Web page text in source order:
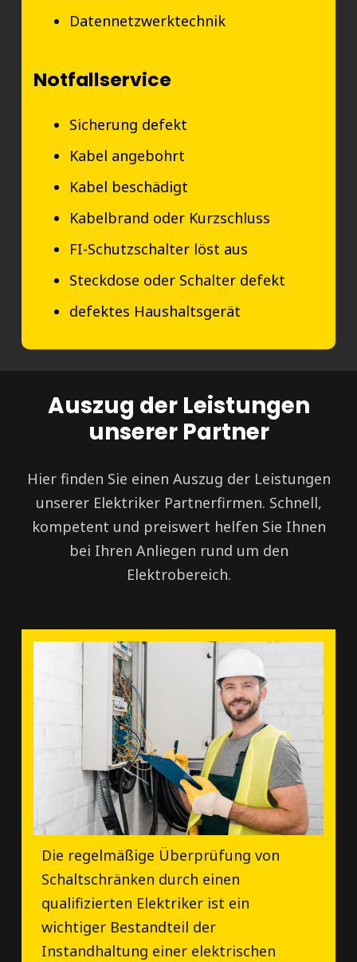
Datennetzwerktechnik
Notfallservice
Sicherung defekt
Kabel angebohrt
Kabel beschädigt
Kabelbrand oder Kurzschluss
FI-Schutzschalter löst aus
Steckdose oder Schalter defekt
defektes Haushaltsgerät
Auszug der Leistungen
unserer Partner
Hier finden Sie einen Auszug der Leistungen
unserer Elektriker Partnerfirmen. Schnell,
kompetent und preiswert helfen Sie Ihnen
bei Ihren Anliegen rund um den
Elektrobereich.
Die regelmäßige Überprüfung von
Schaltschränken durch einen
qualifizierten Elektriker ist ein
wichtiger Bestandteil der
Instandhaltung einer elektrischen